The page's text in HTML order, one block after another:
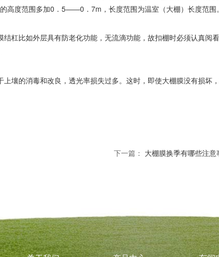
高度范围多加0．5——0．7m，长度范围为温室（大棚）长度范围。
杠比如外层具有防老化功能，无流滴功能，故扣棚时必须认真阅
壤的消毒和改良，透光率损失过多。这时，即使大棚膜没有损坏
下一篇： 大棚膜换季有哪些注意